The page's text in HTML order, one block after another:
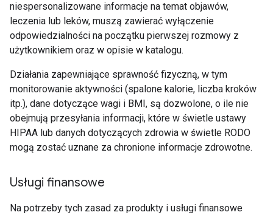
niespersonalizowane informacje na temat objawów,
leczenia lub leków, muszą zawierać wyłączenie
odpowiedzialności na początku pierwszej rozmowy z
użytkownikiem oraz w opisie w katalogu.
Działania zapewniające sprawność fizyczną, w tym
monitorowanie aktywności (spalone kalorie, liczba kroków
itp.), dane dotyczące wagi i BMI, są dozwolone, o ile nie
obejmują przesyłania informacji, które w świetle ustawy
HIPAA lub danych dotyczących zdrowia w świetle RODO
mogą zostać uznane za chronione informacje zdrowotne.
Usługi finansowe
Na potrzeby tych zasad za produkty i usługi finansowe